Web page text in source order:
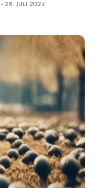
- 28. JULI 2024